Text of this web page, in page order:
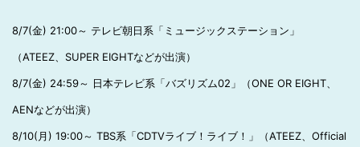
8/7(金) 21:00～ テレビ朝日系「ミュージックステーション」
（ATEEZ、SUPER EIGHTなどが出演）
8/7(金) 24:59～ 日本テレビ系「バズリズム02」（ONE OR EIGHT、
AENなどが出演）
8/10(月) 19:00～ TBS系「CDTVライブ！ライブ！」（ATEEZ、Official